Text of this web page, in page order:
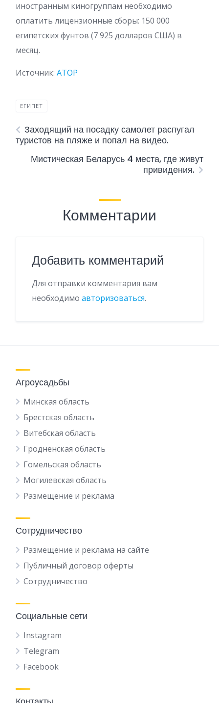
иностранным киногруппам необходимо
оплатить лицензионные сборы: 150 000
египетских фунтов (7 925 долларов США) в
месяц.
Источник: АТОР
ЕГИПЕТ
Заходящий на посадку самолет распугал
туристов на пляже и попал на видео.
Мистическая Беларусь 4 места, где живут
привидения.
Комментарии
Добавить комментарий
Для отправки комментария вам
необходимо авторизоваться.
Агроусадьбы
Минская область
Брестская область
Витебская область
Гродненская область
Гомельская область
Могилевская область
Размещение и реклама
Сотрудничество
Размещение и реклама на сайте
Публичный договор оферты
Сотрудничество
Социальные сети
Instagram
Telegram
Facebook